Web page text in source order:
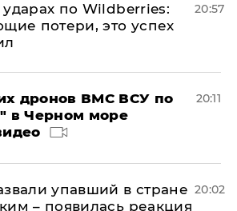
по Wildberries:
потери, это успех
20:57
дронов ВМС ВСУ по
в Черном море
20:11
упавший в стране
– появилась реакция
20:02